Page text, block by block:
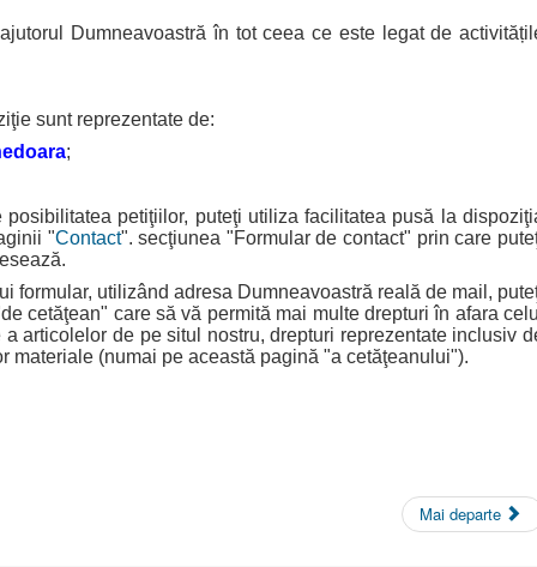
Dumneavoastră în tot ceea ce este legat de
sunt reprezentate de:
;
petiţiilor, puteţi utiliza facilitatea pusă la
"Contact". secţiunea "Formular de contact" prin care
utilizând adresa Dumneavoastră reală de mail,
cetăţean" care să vă permită mai multe drepturi în afara
articolelor de pe situl nostru, drepturi reprezentate inclusiv
materiale (numai pe această pagină "a cetăţeanului").
Mai departe